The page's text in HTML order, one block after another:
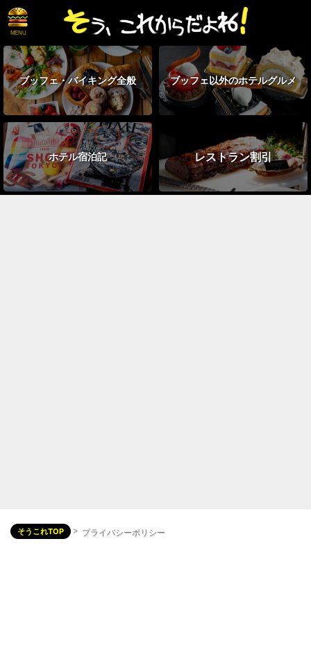
ブッフェ・バイキング全般 ブッフェ以外のホテルグルメ
ホテル宿泊記 レストラン割引
そうこれTOP > プライバシーポリシー